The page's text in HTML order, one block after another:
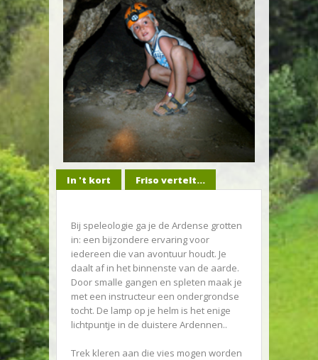
In 't kort Friso vertelt...
Bij speleologie ga je de Ardense grotten
in: een bijzondere ervaring voor
iedereen die van avontuur houdt. Je
daalt af in het binnenste van de aarde.
Door smalle gangen en spleten maak je
met een instructeur een ondergrondse
tocht. De lamp op je helm is het enige
lichtpuntje in de duistere Ardennen..
Trek kleren aan die vies mogen worden